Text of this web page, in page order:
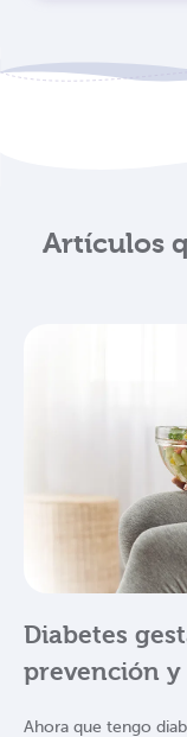
Artículos
Diabetes
prevención
Ahora que tengo